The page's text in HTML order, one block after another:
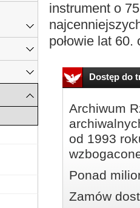
instrument o
połowie lat
Dostęp do
Archiwum
od 1993
Ponad
Zamów